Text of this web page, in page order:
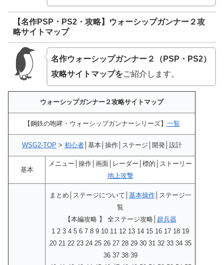
【名作PSP・PS2・攻略】ウォーシップガンナー２攻
略サイトマップ
名作ウォーシップガンナー２（PSP・PS2）
攻略サイトマップをご紹介します。
ウォーシップガンナー２攻略サイトマップ
【鋼鉄の咆哮・ウォーシップガンナーシリーズ】 一覧
WSG2-TOP > 初心者│基本│操作│ステージ│開発│設計
基本
メニュー│操作│画面│レーダー│標的│ストーリー
地上攻撃
まとめ│ステージについて│ 基本操作│ステージ一
覧
【本編攻略 】 全ステージ攻略│ 超兵器
1 2 3 4 5 6 7 8 9 10 11 12 13 14 15 16 17 18 19
20 21 22 23 24 25 26 27 28 29 30 31 32 33 34 35
36 37 38 39